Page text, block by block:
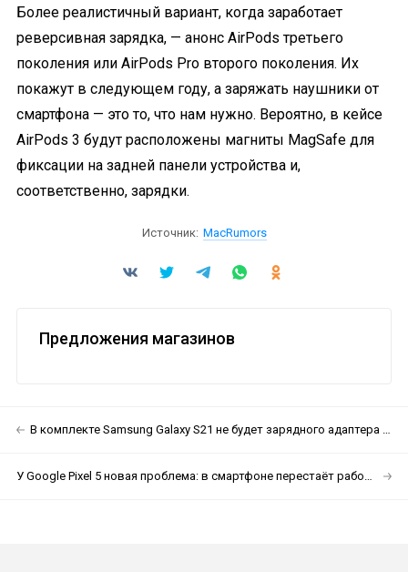
Более реалистичный вариант, когда заработает
реверсивная зарядка, — анонс AirPods третьего
поколения или AirPods Pro второго поколения. Их
покажут в следующем году, а заряжать наушники от
смартфона — это то, что нам нужно. Вероятно, в кейсе
AirPods 3 будут расположены магниты MagSafe для
фиксации на задней панели устройства и,
соответственно, зарядки.
Источник: MacRumors
Предложения магазинов
В комплекте Samsung Galaxy S21 не будет зарядного адаптера и наушников
У Google Pixel 5 новая проблема: в смартфоне перестаёт работать NFC